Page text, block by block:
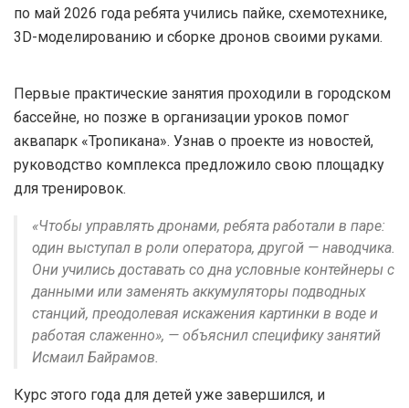
по май 2026 года ребята учились пайке, схемотехнике,
3D-моделированию и сборке дронов своими руками.
Первые практические занятия проходили в городском
бассейне, но позже в организации уроков помог
аквапарк «Тропикана». Узнав о проекте из новостей,
руководство комплекса предложило свою площадку
для тренировок.
«Чтобы управлять дронами, ребята работали в паре:
один выступал в роли оператора, другой — наводчика.
Они учились доставать со дна условные контейнеры с
данными или заменять аккумуляторы подводных
станций, преодолевая искажения картинки в воде и
работая слаженно», — объяснил специфику занятий
Исмаил Байрамов.
Курс этого года для детей уже завершился, и